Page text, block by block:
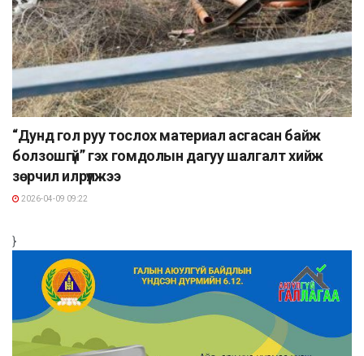
“Дунд гол руу тослох материал асгасан байж
болзошгүй” гэх гомдолын дагуу шалгалт хийж
зөрчил илрүүлжээ
2026-04-09 09:22
}